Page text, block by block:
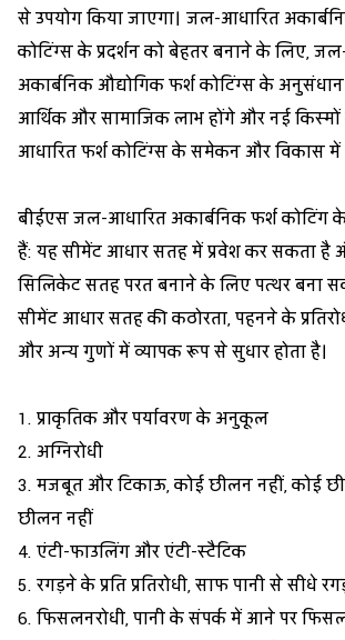
से उपयोग किया जाएगा। जल-आधारित
कोटिंग्स के प्रदर्शन को बेहतर बनाने के लिए,
अकार्बनिक औद्योगिक फर्श कोटिंग्स के
आर्थिक और सामाजिक लाभ होंगे और नई
आधारित फर्श कोटिंग्स के समेकन और विकास में
बीईएस जल-आधारित अकार्बनिक फर्श कोटिंग
हैं: यह सीमेंट आधार सतह में प्रवेश कर सकता है
सिलिकेट सतह परत बनाने के लिए पत्थर बना
सीमेंट आधार सतह की कठोरता, पहनने के प्रतिरोध,
और अन्य गुणों में व्यापक रूप से सुधार होता है।
1. प्राकृतिक और पर्यावरण के अनुकूल
2. अग्निरोधी
3. मजबूत और टिकाऊ, कोई छीलन नहीं, कोई
छीलन नहीं
4. एंटी-फाउलिंग और एंटी-स्टैटिक
5. रगड़ने के प्रति प्रतिरोधी, साफ पानी से सीधे
6. फिसलनरोधी, पानी के संपर्क में आने पर